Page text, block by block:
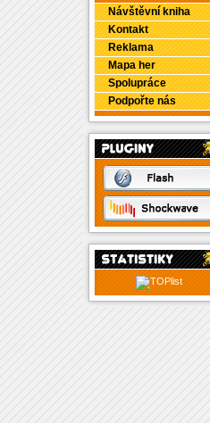
Návštěvní kniha
Kontakt
Reklama
Mapa her
Spolupráce
Podpořte nás